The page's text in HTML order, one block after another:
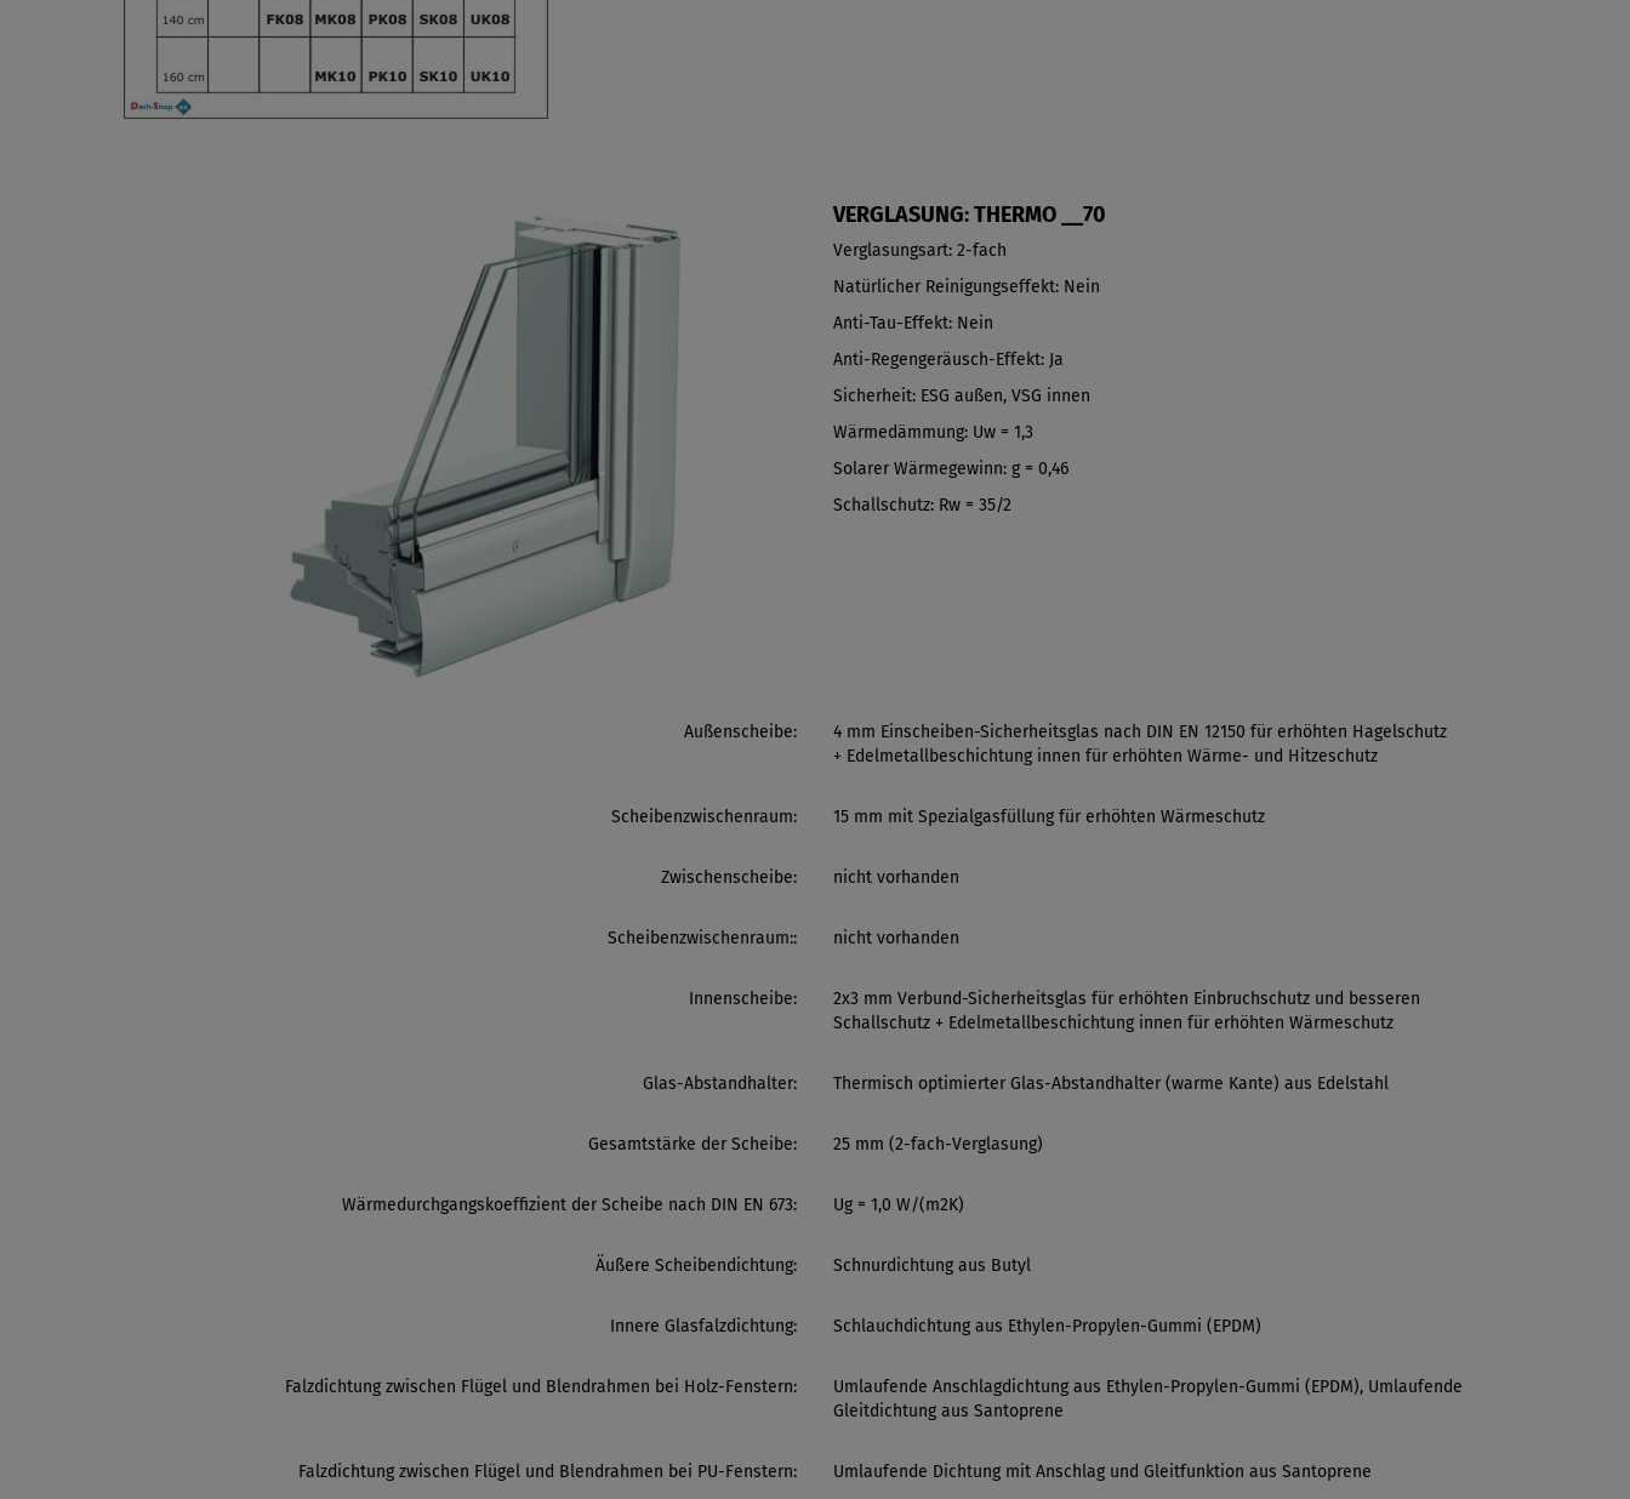
VERGLASUNG: THERMO __70
Verglasungsart: 2-fach
Natürlicher Reinigungseffekt: Nein
Anti-Tau-Effekt: Nein
Anti-Regengeräusch-Effekt: Ja
Sicherheit: ESG außen, VSG innen
Wärmedämmung: Uw = 1,3
Solarer Wärmegewinn: g = 0,46
Schallschutz: Rw = 35/2
Außenscheibe:
4 mm Einscheiben-Sicherheitsglas nach DIN EN 12150 für erhöhten Hagelschutz
+ Edelmetallbeschichtung innen für erhöhten Wärme- und Hitzeschutz
Scheibenzwischenraum: 15 mm mit Spezialgasfüllung für erhöhten Wärmeschutz
Zwischenscheibe: nicht vorhanden
Scheibenzwischenraum:: nicht vorhanden
Innenscheibe:
2x3 mm Verbund-Sicherheitsglas für erhöhten Einbruchschutz und besseren
Schallschutz + Edelmetallbeschichtung innen für erhöhten Wärmeschutz
Glas-Abstandhalter: Thermisch optimierter Glas-Abstandhalter (warme Kante) aus Edelstahl
Gesamtstärke der Scheibe: 25 mm (2-fach-Verglasung)
Wärmedurchgangskoeffizient der Scheibe nach DIN EN 673: Ug = 1,0 W/(m2K)
Äußere Scheibendichtung: Schnurdichtung aus Butyl
Innere Glasfalzdichtung: Schlauchdichtung aus Ethylen-Propylen-Gummi (EPDM)
Falzdichtung zwischen Flügel und Blendrahmen bei Holz-Fenstern:
Umlaufende Anschlagdichtung aus Ethylen-Propylen-Gummi (EPDM), Umlaufende
Gleitdichtung aus Santoprene
Falzdichtung zwischen Flügel und Blendrahmen bei PU-Fenstern: Umlaufende Dichtung mit Anschlag und Gleitfunktion aus Santoprene